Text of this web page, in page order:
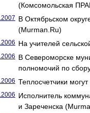
(Комсомольская
В Октябрьском
(Murman.Ru)
На учителей
В Североморске
полномочий по
Теплосчетчики
Исполнитель
и Зареченска